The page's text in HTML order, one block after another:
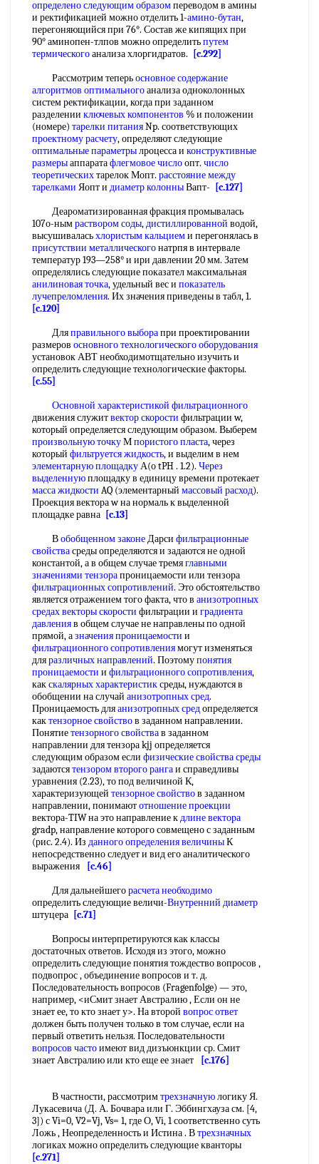
определеноследующим образомпереводом в амины
и ректификацией можно отделить 1-амино-бутан,
перегоняющийся при 76°. Состав же кипящих при
90° аминопен-тлпов можно определитьпутем
термическогоанализа хлоргидратов.
[c.292]
Рассмотрим теперьосновное содержание
алгоритмов оптимальногоанализа одноколонных
систем ректификации, когда при заданном
разделении ключевых компонентов % и положении
(номере) тарелки питанияNp. соответствующих
проектному расчету, определяют следующие
оптимальные параметрылроцесса и конструктивные
размерыаппаратафлегмовое числоопт. число
теоретическихтарелок Мопт. расстояние между
тарелками Яопт и диаметр колонныВапт-
[c.127]
Деароматизированная фракция промывалась
107о-нымраствором соды,дистиллированной водой,
высушиваласьхлористым кальциеми перегонялась в
присутствии металлическогонатрпя в интервале
температур 193—258° и ири давлении 20 мм. Затем
определялись следующие показател максимальная
анилиновая точка, удельный вес и показатель
лучепреломления. Их значения приведены в табл, 1.
[c.120]
Дляправильного выборапри проектировании
размеров основного технологического оборудования
установок АВТ необходимотщательно изучить и
определить следующие технологические факторы.
[c.55]
Основной характеристикой фильтрационного
движения служитвектор скорости фильтрации w,
который определяется следующим образом. Выберем
произвольную точкуМпористого пласта, через
который фильтруется жидкость, и выделим в нем
элементарную площадкуА(о tPH . 1.2). Через
выделеннуюплощадку в единицу времени протекает
масса жидкости AQ (элементарный массовый расход).
Проекция вектора w на нормаль к выделенной
площадке равна [c.13]
Вобобщенном законеДарси фильтрационные
свойствасреды определяются и задаются не одной
константой, а в общем случае тремяглавными
значениями тензорапроницаемости или тензора
фильтрационных сопротивлений. Это обстоятельство
является отражением того факта, что в анизотропных
средахвекторы скорости фильтрации и градиента
давленияв общем случае не направлены по одной
прямой, азначения проницаемости и
фильтрационного сопротивлениямогут изменяться
дляразличных направлений. Поэтомупонятия
проницаемости и фильтрационного сопротивления,
какскалярных характеристиксреды, нуждаются в
обобщении на случай анизотропных сред.
Проницаемость дляанизотропных средопределяется
кактензорное свойствов заданном направлении.
Понятиетензорного свойствав заданном
направлении для тензора kjj определяется
следующим образом если физические свойства среды
задаютсятензором второго рангаи справедливы
уравнения (2.23), то под величиной К,
характеризующей тензорное свойствов заданном
направлении, понимаютотношение проекции
вектора-TIW на это направление кдлине вектора
gradp, направление которого совмещено с заданным
(рис. 2.4). Из данного определения величиныК
непосредственно следует и вид его аналитического
выражения
[c.46]
Для дальнейшегорасчета необходимо
определить следующие величи-Внутренний диаметр
штуцера [c.71]
Вопросы интерпретируются как классы
достаточных ответов. Исходя из этого, можно
определить следующие понятия тождество вопросов ,
подвопрос , объединение вопросов и т. д.
Последовательность вопросов (Fragenfolge) — это,
например, <иСмит знает Австралию , Если он не
знает ее, то кто знает у>. На второй вопрос ответ
должен быть получен только в том случае, если на
первый ответить нельзя. Последовательности
вопросов частоимеют вид дизъюнкции ср. Смит
знает Австралию или кто еще ее знает
[c.176]
В частности, рассмотримтрехзначнуюлогику Я.
Лукасевича (Д. А. Бочвара или Г. Эббингхауза см. [4,
3]) с Vi=0, V2=Vj, Vs= 1, где О, Vi, 1 соответственно суть
Ложь , Неопределенность и Истина . Втрехзначных
логиках можно определить следующие кванторы
[c.271]